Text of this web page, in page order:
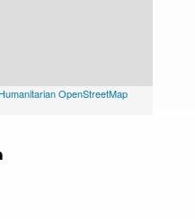
Humanitarian OpenStreetMap